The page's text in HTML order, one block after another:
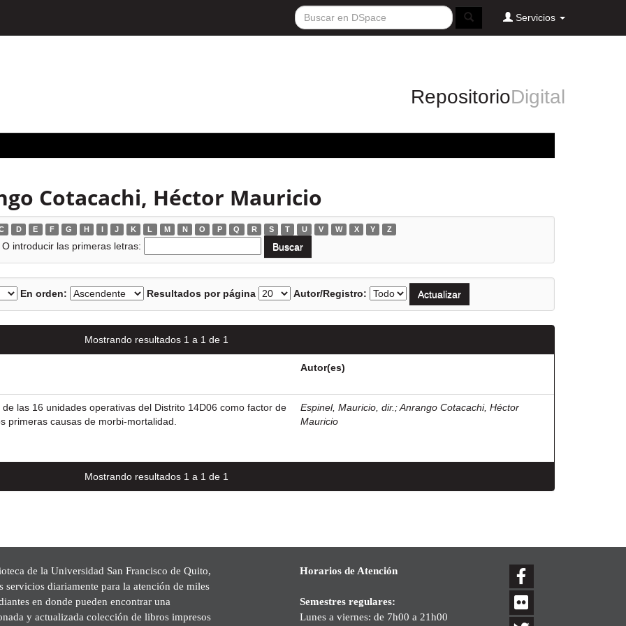
Servicios
RepositorioDigital
Cotacachi, Héctor Mauricio
D E F G H I J K L M N O P Q R S T U V W X Y Z
O introducir las primeras letras:
En orden: Resultados por página Autor/Registro:
Mostrando resultados 1 a 1 de 1
Autor(es)
las 16 unidades operativas del Distrito 14D06 como factor de
primeras causas de morbi-mortalidad.
Espinel, Mauricio, dir. ;Anrango Cotacachi, Héctor
Mauricio
Mostrando resultados 1 a 1 de 1
de la Universidad San Francisco de Quito,
servicios diariamente para la atención de miles
en donde pueden encontrar una
y actualizada colección de libros impresos
Horarios de Atención
Semestres regulares:
Lunes a viernes: de 7h00 a 21h00